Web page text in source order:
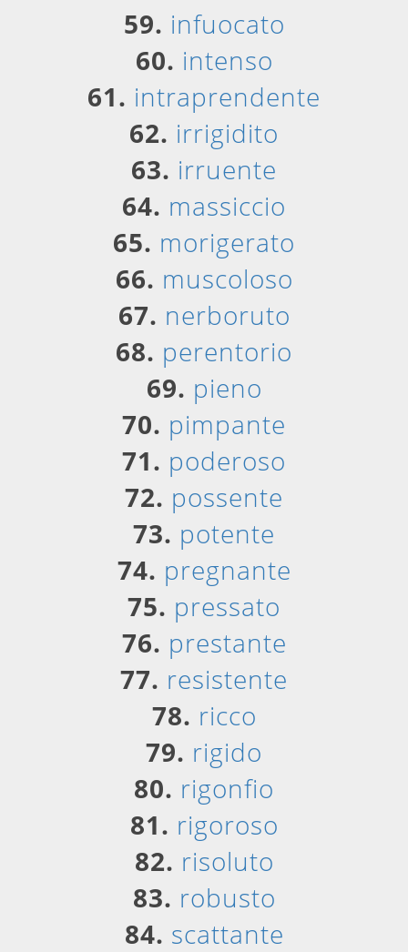
59. infuocato
60. intenso
61. intraprendente
62. irrigidito
63. irruente
64. massiccio
65. morigerato
66. muscoloso
67. nerboruto
68. perentorio
69. pieno
70. pimpante
71. poderoso
72. possente
73. potente
74. pregnante
75. pressato
76. prestante
77. resistente
78. ricco
79. rigido
80. rigonfio
81. rigoroso
82. risoluto
83. robusto
84. scattante